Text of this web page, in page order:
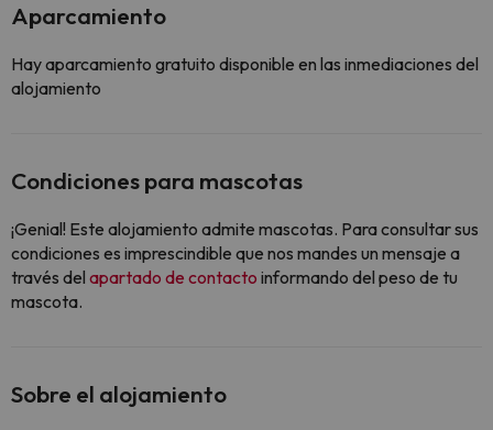
Aparcamiento
Hay aparcamiento gratuito disponible en las inmediaciones del
alojamiento
Condiciones para mascotas
¡Genial! Este alojamiento admite mascotas. Para consultar sus
condiciones es imprescindible que nos mandes un mensaje a
través del apartado de contacto informando del peso de tu
mascota.
Sobre el alojamiento